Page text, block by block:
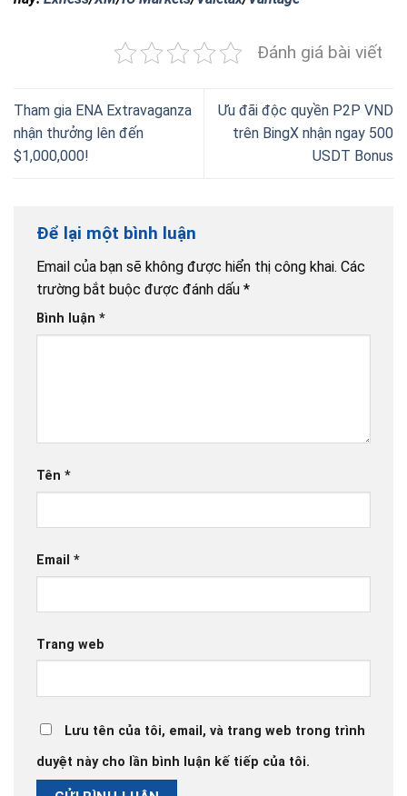
Đánh giá bài viết
Tham gia ENA Extravaganza
nhận thưởng lên đến
$1,000,000!
Ưu đãi độc quyền P2P VND
trên BingX nhận ngay 500
USDT Bonus
Để lại một bình luận
Email của bạn sẽ không được hiển thị công khai. Các
trường bắt buộc được đánh dấu *
Bình luận *
Tên *
Email *
Trang web
Lưu tên của tôi, email, và trang web trong trình
duyệt này cho lần bình luận kế tiếp của tôi.